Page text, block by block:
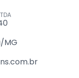
MG